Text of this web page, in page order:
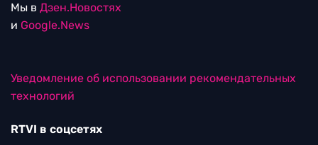
Мы в Дзен.Новостях
и Google.News
Уведомление об использовании рекомендательных
технологий
RTVI в соцсетях